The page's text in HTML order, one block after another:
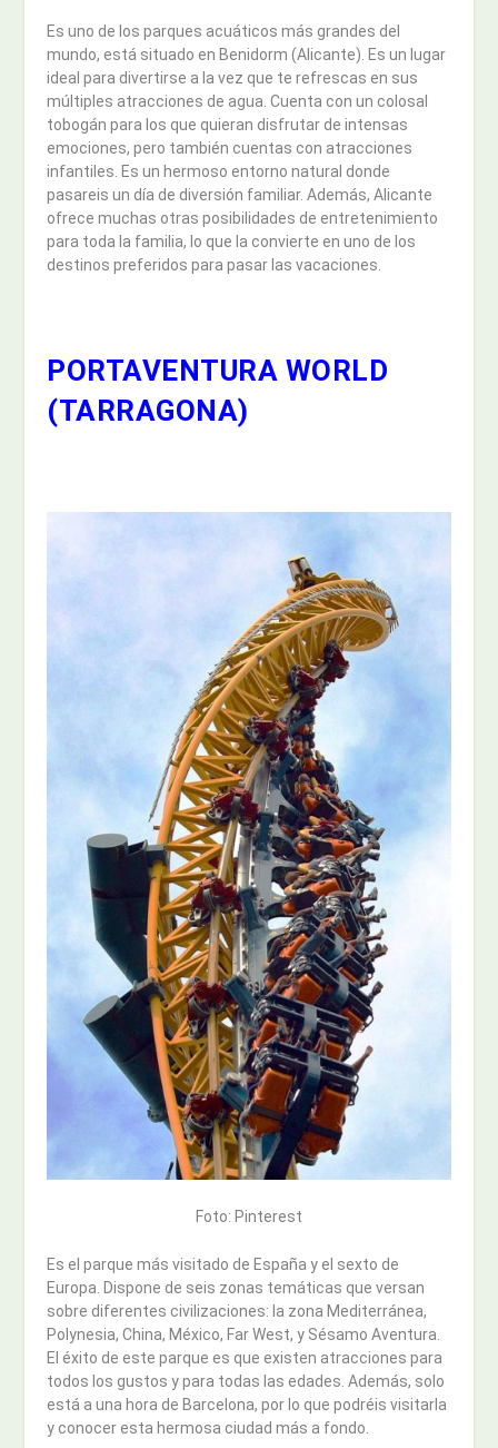
Es uno de los parques acuáticos más grandes del
mundo, está situado en Benidorm (Alicante). Es un lugar
ideal para divertirse a la vez que te refrescas en sus
múltiples atracciones de agua. Cuenta con un colosal
tobogán para los que quieran disfrutar de intensas
emociones, pero también cuentas con atracciones
infantiles. Es un hermoso entorno natural donde
pasareis un día de diversión familiar. Además, Alicante
ofrece muchas otras posibilidades de entretenimiento
para toda la familia, lo que la convierte en uno de los
destinos preferidos para pasar las vacaciones.
PORTAVENTURA WORLD
(TARRAGONA)
Foto: Pinterest
Es el parque más visitado de España y el sexto de
Europa. Dispone de seis zonas temáticas que versan
sobre diferentes civilizaciones: la zona Mediterránea,
Polynesia, China, México, Far West, y Sésamo Aventura.
El éxito de este parque es que existen atracciones para
todos los gustos y para todas las edades. Además, solo
está a una hora de Barcelona, por lo que podréis visitarla
y conocer esta hermosa ciudad más a fondo.